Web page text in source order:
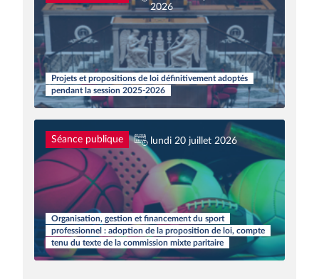
2026
Projets et propositions de loi définitivement adoptés
pendant la session 2025-2026
Séance publique lundi 20 juillet 2026
Organisation, gestion et financement du sport
professionnel : adoption de la proposition de loi, compte
tenu du texte de la commission mixte paritaire